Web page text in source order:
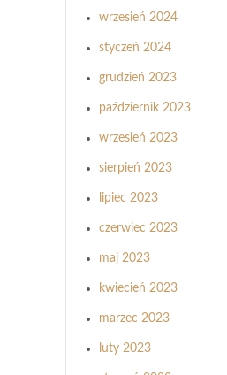
wrzesień 2024
styczeń 2024
grudzień 2023
październik 2023
wrzesień 2023
sierpień 2023
lipiec 2023
czerwiec 2023
maj 2023
kwiecień 2023
marzec 2023
luty 2023